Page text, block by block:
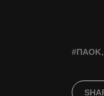
ΠΑΟΚ